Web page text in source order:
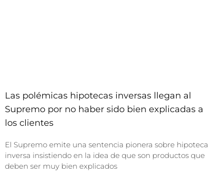
Las polémicas hipotecas inversas llegan al
Supremo por no haber sido bien explicadas a
los clientes
El Supremo emite una sentencia pionera sobre hipoteca
inversa insistiendo en la idea de que son productos que
deben ser muy bien explicados